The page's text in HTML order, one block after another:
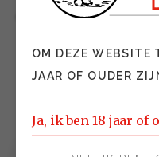
cognachuis uit La
OM DEZE WEBSITE
JAAR OF OUDER
Ja, ik ben 18 jaar of